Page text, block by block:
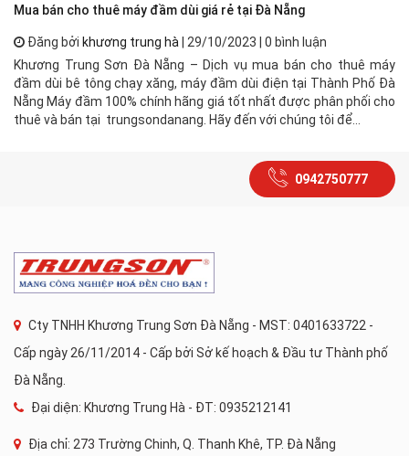
Mua bán cho thuê máy đầm dùi giá rẻ tại Đà Nẵng
Đăng bởi khương trung hà | 29/10/2023 | 0 bình luận
Khương Trung Sơn Đà Nẵng – Dịch vụ mua bán cho thuê máy
đầm dùi bê tông chạy xăng, máy đầm dùi điện tại Thành Phố Đà
Nẵng Máy đầm 100% chính hãng giá tốt nhất được phân phối cho
thuê và bán tại trungsondanang. Hãy đến với chúng tôi để...
0942750777
Cty TNHH Khương Trung Sơn Đà Nẵng - MST: 0401633722 -
Cấp ngày 26/11/2014 - Cấp bởi Sở kế hoạch & Đầu tư Thành phố
Đà Nẵng.
Đại diện: Khương Trung Hà - ĐT: 0935212141
Địa chỉ: 273 Trường Chinh, Q. Thanh Khê, TP. Đà Nẵng